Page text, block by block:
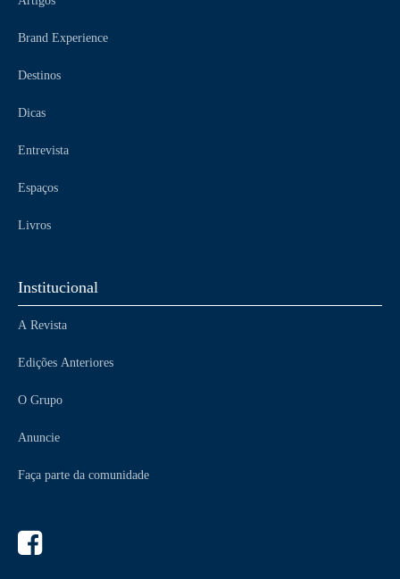
Brand Experience
Destinos
Dicas
Entrevista
Espaços
Livros
Institucional
A Revista
Edições Anteriores
O Grupo
Anuncie
Faça parte da comunidade